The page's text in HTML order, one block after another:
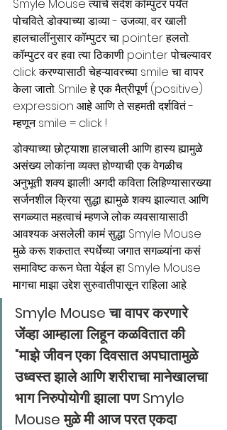
Smyle Mouse त्यांचे संदेश कॉम्पुटर पर्यंत
पोचविते. डोक्याच्या डाव्या - उजव्या, वर खाली
हालचालींनुसार कॉम्पुटर चा pointer हलतो.
कॉम्पुटर वर हवा त्या ठिकाणी pointer पोचल्यावर
click करण्यासाठी चेहऱ्यावरच्या smile चा वापर
केला जातो. Smile हे एक मैत्रीपूर्ण (positive)
expression आहे आणि ते सहमती दर्शवितं -
म्हणून smile = click !
डोक्याच्या छोट्याशा हालचाली आणि हास्य ह्यामुळे
असंख्य लोकांना व्यक्त होण्याची एक वेगळीच
अनुभूती शक्य झाली! अगदी कविता लिहिण्यासारख्या
सर्जनशील क्रिया सुद्धा ह्यामुळे शक्य झाल्यात. आणि
सगळ्यात महत्वाचं म्हणजे लोक व्यवसायासाठी
आवश्यक असलेली कामं सुद्धा Smyle Mouse
मुळे करू शकतात. स्पर्धेच्या जगात सगळ्यांना कसं
समाविष्ट करून घेता येईल हा Smyle Mouse
मागचा माझा उद्देश सुरुवातीपासून राहिला आहे.
Smyle Mouse चा वापर करणारे
जेंव्हा आम्हाला लिहून कळवितात की
"माझे जीवन एका दिवसात अपघातामुळे
उध्वस्त झाले आणि शरीराचा मानेखालचा
भाग निरुपोयोगी झाला पण Smyle
Mouse मुळे मी आज परत एकदा